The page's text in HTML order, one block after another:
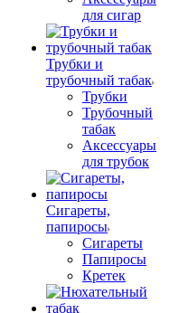
для сигар
Трубки и
трубочный табак
Трубки
Трубочный
табак
Аксессуары
для трубок
Сигареты,
папиросы
Сигареты
Папиросы
Кретек